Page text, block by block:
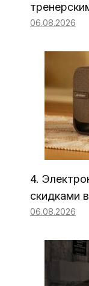
06.08.2026
4.
скидками
06.08.2026